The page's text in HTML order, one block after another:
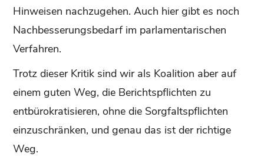
Hinweisen nachzugehen. Auch hier gibt es noch
Nachbesserungsbedarf im parlamentarischen
Verfahren.
Trotz dieser Kritik sind wir als Koalition aber auf
einem guten Weg, die Berichtspflichten zu
entbürokratisieren, ohne die Sorgfaltspflichten
einzuschränken, und genau das ist der richtige
Weg.